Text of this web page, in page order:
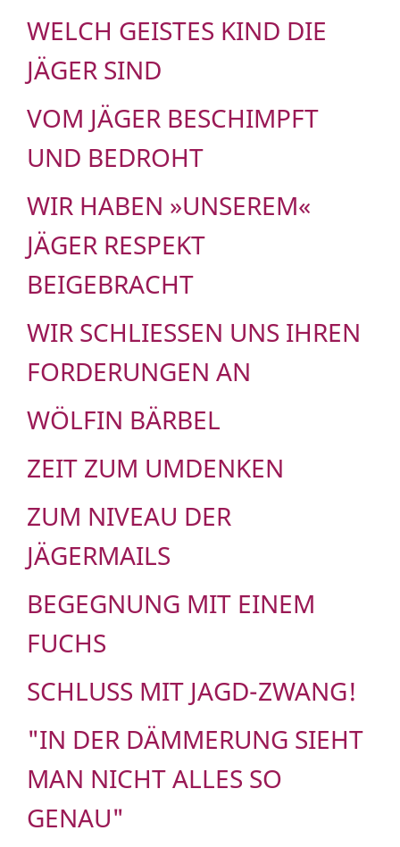
WELCH GEISTES KIND DIE
JÄGER SIND
VOM JÄGER BESCHIMPFT
UND BEDROHT
WIR HABEN »UNSEREM«
JÄGER RESPEKT
BEIGEBRACHT
WIR SCHLIESSEN UNS IHREN F
ORDERUNGEN AN
WÖLFIN BÄRBEL
ZEIT ZUM UMDENKEN
ZUM NIVEAU DER
JÄGERMAILS
BEGEGNUNG MIT EINEM
FUCHS
SCHLUSS MIT JAGD-ZWANG!
"IN DER DÄMMERUNG SIEHT
MAN NICHT ALLES SO
GENAU"